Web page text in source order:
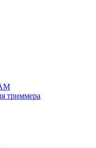
триммера